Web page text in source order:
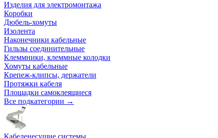
Изделия для электромонтажа
Коробки
Дюбель-хомуты
Изолента
Наконечники кабельные
Гильзы соединительные
Клеммники, клеммные колодки
Хомуты кабельные
Крепеж-клипсы, держатели
Протяжки кабеля
Площадки самоклеящиеся
Все подкатегории →
Кабеленесущие системы